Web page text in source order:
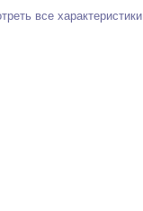
все характеристики